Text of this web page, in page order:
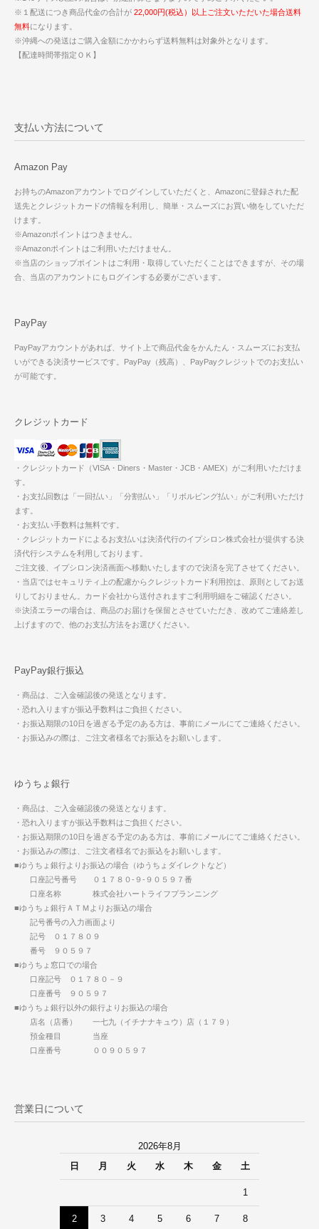
※１配送につき商品代金の合計が 22,000円(税込）以上ご注文いただいた場合送料
無料になります。
※沖縄への発送はご購入金額にかかわらず送料無料は対象外となります。
【配達時間帯指定ＯＫ】
支払い方法について
Amazon Pay
お持ちのAmazonアカウントでログインしていただくと、Amazonに登録された配
送先とクレジットカードの情報を利用し、簡単・スムーズにお買い物をしていただ
けます。
※Amazonポイントはつきません。
※Amazonポイントはご利用いただけません。
※当店のショップポイントはご利用・取得していただくことはできますが、その場
合、当店のアカウントにもログインする必要がございます。
PayPay
PayPayアカウントがあれば、サイト上で商品代金をかんたん・スムーズにお支払
いができる決済サービスです。PayPay（残高）、PayPayクレジットでのお支払い
が可能です。
クレジットカード
・クレジットカード（VISA・Diners・Master・JCB・AMEX）がご利用いただけま
す。
・お支払回数は「一回払い」「分割払い」「リボルビング払い」がご利用いただけ
ます。
・お支払い手数料は無料です。
・クレジットカードによるお支払いは決済代行のイプシロン株式会社が提供する決
済代行システムを利用しております。
ご注文後、イプシロン決済画面へ移動いたしますので決済を完了させてください。
・当店ではセキュリティ上の配慮からクレジットカード利用控は、原則としてお送
りしておりません。カード会社から送付されますご利用明細をご確認ください。
※決済エラーの場合は、商品のお届けを保留とさせていただき、改めてご連絡差し
上げますので、他のお支払方法をお選びください。
PayPay銀行振込
・商品は、ご入金確認後の発送となります。
・恐れ入りますが振込手数料はご負担ください。
・お振込期限の10日を過ぎる予定のある方は、事前にメールにてご連絡ください。
・お振込みの際は、ご注文者様名でお振込をお願いします。
ゆうちょ銀行
・商品は、ご入金確認後の発送となります。
・恐れ入りますが振込手数料はご負担ください。
・お振込期限の10日を過ぎる予定のある方は、事前にメールにてご連絡ください。
・お振込みの際は、ご注文者様名でお振込をお願いします。
■ゆうちょ銀行よりお振込の場合（ゆうちょダイレクトなど）
口座記号番号 ０１７８０-９-９０５９７番
口座名称 株式会社ハートライフプランニング
■ゆうちょ銀行ＡＴＭよりお振込の場合
記号番号の入力画面より
記号 ０１７８０９
番号 ９０５９７
■ゆうちょ窓口での場合
口座記号 ０１７８０－９
口座番号 ９０５９７
■ゆうちょ銀行以外の銀行よりお振込の場合
店名（店番） 一七九（イチナナキュウ）店（１７９）
預金種目 当座
口座番号 ００９０５９７
営業日について
2026年8月
日
月 火 水 木 金 土
1
2 3 4 5 6 7 8